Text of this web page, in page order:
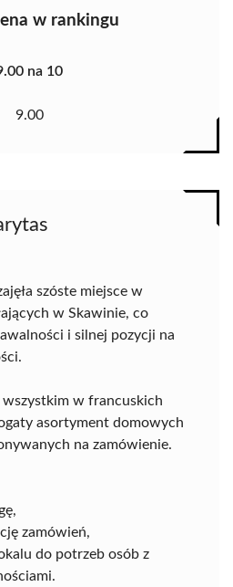
w rankingu
na 10
9.00
szóste miejsce w
w Skawinie, co
i silnej pozycji na
wszystkim w francuskich
asortyment domowych
na zamówienie.
zamówień,
do potrzeb osób z